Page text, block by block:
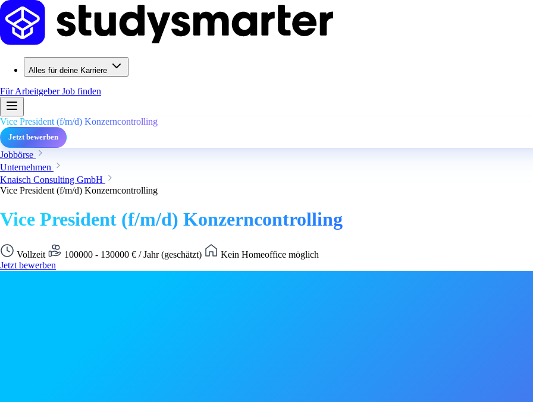
Alles für deine Karriere
Für ArbeitgeberJob finden
Vice President (f/m/d) Konzerncontrolling
Jetzt bewerben
Jobbörse
Unternehmen
Knaisch Consulting GmbH
Vice President (f/m/d) Konzerncontrolling
Vice President (f/m/d) Konzerncontrolling
Vollzeit 100000 - 130000 € / Jahr (geschätzt)
Kein Homeoffice möglich
Jetzt bewerben